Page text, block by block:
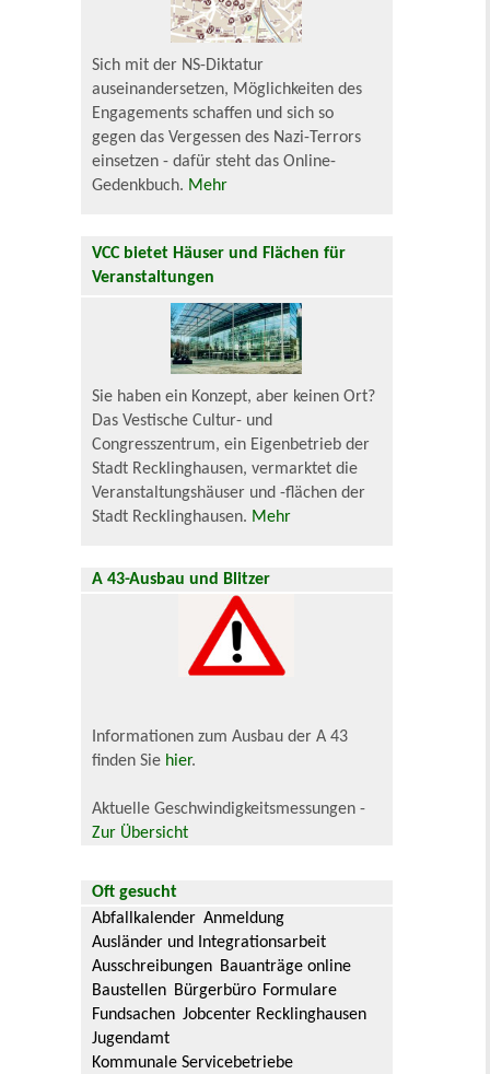
Sich mit der NS-Diktatur
auseinandersetzen, Möglichkeiten des
Engagements schaffen und sich so
gegen das Vergessen des Nazi-Terrors
einsetzen - dafür steht das Online-
Gedenkbuch. Mehr
VCC bietet Häuser und Flächen für
Veranstaltungen
Sie haben ein Konzept, aber keinen Ort?
Das Vestische Cultur- und
Congresszentrum, ein Eigenbetrieb der
Stadt Recklinghausen, vermarktet die
Veranstaltungshäuser und -flächen der
Stadt Recklinghausen. Mehr
A 43-Ausbau und Blitzer
Informationen zum Ausbau der A 43
finden Sie hier.
Aktuelle Geschwindigkeitsmessungen -
Zur Übersicht
Oft gesucht
Abfallkalender Anmeldung
Ausländer und Integrationsarbeit
Ausschreibungen Bauanträge online
Baustellen Bürgerbüro Formulare
Fundsachen Jobcenter Recklinghausen
Jugendamt
Kommunale Servicebetriebe